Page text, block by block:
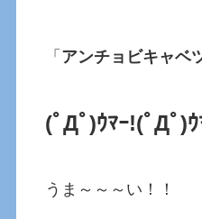
「 アンチョビキャベ
(ﾟДﾟ)ｳﾏｰ!(ﾟДﾟ)ｳ
うま～～～い！！